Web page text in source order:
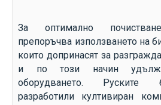
За оптимално
препоръчва използването на
които допринасят за
и по този начин
оборудването. Руските
разработили култивиран